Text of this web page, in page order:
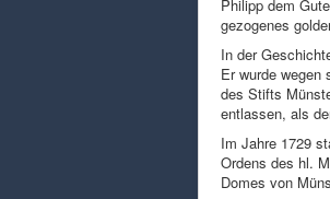
Philipp dem
gezogenes
In der
Er wurde wegen
des Stifts
entlassen, als
Im Jahre 1729
Ordens des hl.
Domes von